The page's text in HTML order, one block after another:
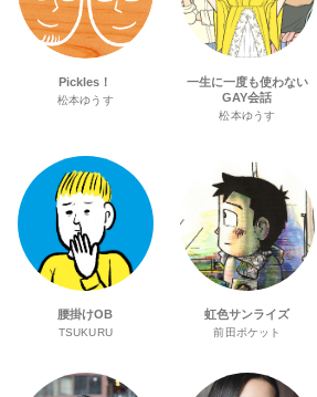
Pickles！
松本ゆうす
一生に一度も使わない
GAY会話
松本ゆうす
腰掛けOB
TSUKURU
虹色サンライズ
前田ポケット